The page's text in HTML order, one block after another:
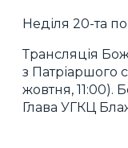
Неділя 20-та по
Трансляція
з Патріаршого
жовтня, 11:00).
Глава УГКЦ